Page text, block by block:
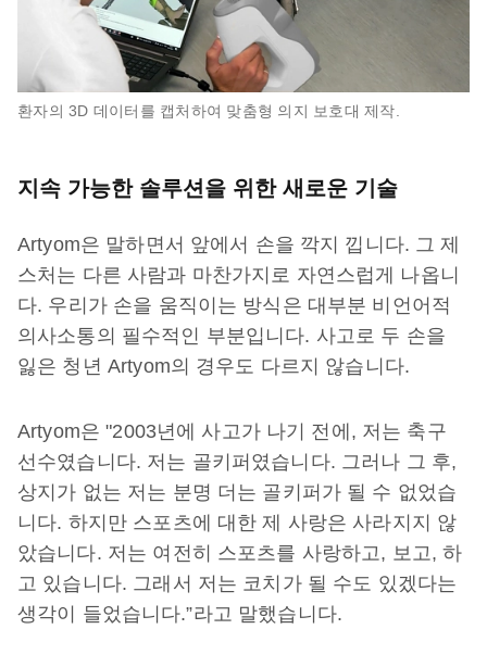
환자의 3D 데이터를 캡처하여 맞춤형 의지 보호대 제작.
지속 가능한 솔루션을 위한 새로운 기술
Artyom은 말하면서 앞에서 손을 깍지 낍니다. 그 제
스처는 다른 사람과 마찬가지로 자연스럽게 나옵니
다. 우리가 손을 움직이는 방식은 대부분 비언어적
의사소통의 필수적인 부분입니다. 사고로 두 손을
잃은 청년 Artyom의 경우도 다르지 않습니다.
Artyom은 "2003년에 사고가 나기 전에, 저는 축구
선수였습니다. 저는 골키퍼였습니다. 그러나 그 후,
상지가 없는 저는 분명 더는 골키퍼가 될 수 없었습
니다. 하지만 스포츠에 대한 제 사랑은 사라지지 않
았습니다. 저는 여전히 스포츠를 사랑하고, 보고, 하
고 있습니다. 그래서 저는 코치가 될 수도 있겠다는
생각이 들었습니다.”라고 말했습니다.